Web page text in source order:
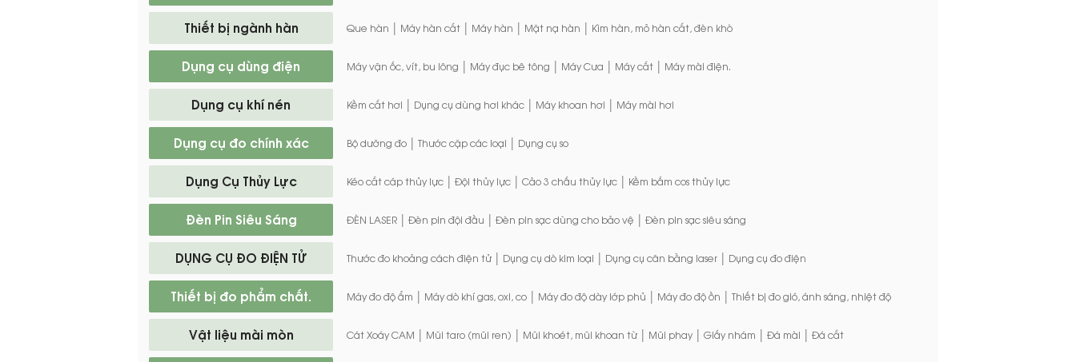
Thiết bị ngành hàn Que hàn | Máy hàn cắt | Máy hàn | Mặt nạ hàn | Kìm hàn, mỏ hàn cắt, đèn khò
Dụng cụ dùng điện Máy vặn ốc, vít, bu lông | Máy đục bê tông | Máy Cưa | Máy cắt | Máy mài điện.
Dụng cụ khí nén Kềm cắt hơi | Dụng cụ dùng hơi khác | Máy khoan hơi | Máy mài hơi
Dụng cụ đo chính xác Bộ dưỡng đo | Thước cặp các loại | Dụng cụ so
Dụng Cụ Thủy Lực Kéo cắt cáp thủy lực | Đội thủy lực | Cảo 3 chấu thủy lực | Kềm bấm cos thủy lực
Đèn Pin Siêu Sáng ĐÈN LASER | Đèn pin đội đầu | Đèn pin sạc dùng cho bảo vệ | Đèn pin sạc siêu sáng
DỤNG CỤ ĐO ĐIỆN TỬ Thước đo khoảng cách điện tử | Dụng cụ dò kim loại | Dụng cụ cân bằng laser | Dụng cụ đo điện
Thiết bị đo phẩm chất. Máy đo độ ẩm | Máy dò khí gas, oxi, co | Máy đo độ dày lớp phủ | Máy đo độ ồn | Thiết bị đo gió, ánh sáng, nhiệt độ
Vật liệu mài mòn Cát Xoáy CAM | Mũi taro (mũi ren) | Mũi khoét, mũi khoan từ | Mũi phay | Giấy nhám | Đá mài | Đá cắt